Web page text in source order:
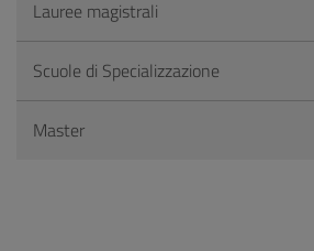
Lauree magistrali
Scuole di Specializzazione
Master